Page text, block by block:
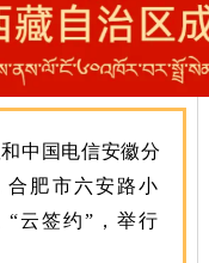
中国电信安徽分
合肥市六安路小
云签约”，举行